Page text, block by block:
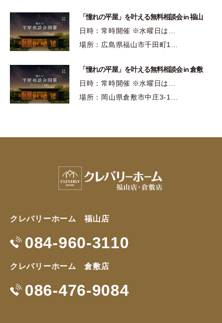
「憧れの平屋」を叶える無料相談会 in 福山
日時：常時開催 ※水曜日は…
場所：広島県福山市千田町1…
「憧れの平屋」を叶える無料相談会 in 倉敷
日時：常時開催 ※水曜日は…
場所：岡山県倉敷市中庄3-1…
クレバリーホーム 福山店
084-960-3110
クレバリーホーム 倉敷店
086-476-9084